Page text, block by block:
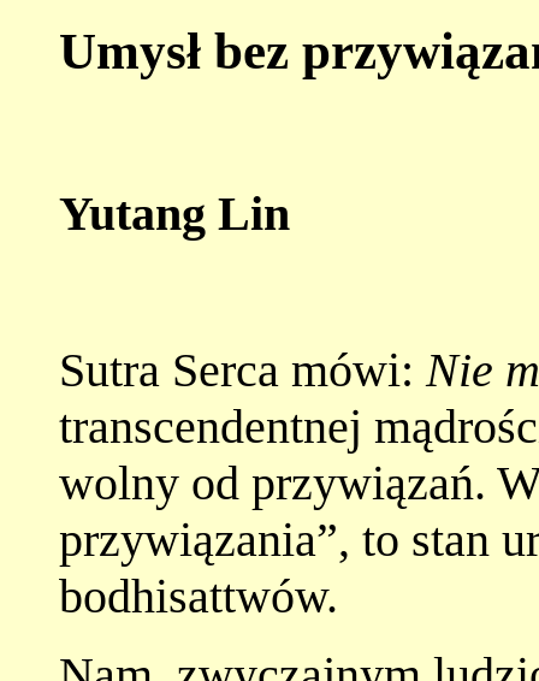
Umysł bez
Yutang Lin
Sutra Serca mówi:Nie
transcendentnej
wolny od przywiązań.
przywiązania”, to stan
bodhisattwów.